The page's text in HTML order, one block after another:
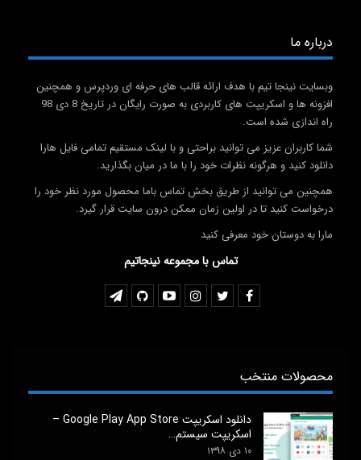
درباره ما
وبسایت نینجا تیم با هدف ارائه قالب های حرفه ای وردپرس و همچنین
افزونه ها و اسکریپت های کاربردی به صورت رایگان در تاریخ 8 دی 98
راه اندازی شده است.
شما کاربران عزیز می توانید براحتی و با لینک مستقیم تمامی فایل هارا
دانلود کنید و هرگونه نظرات خود را با ما در میان بگذارید.
همچنین می توانید از طریق بخش تماس باما محصول مورد نظر خود را
درخواست کنید تا در اولین زمان ممکن درون سایت قرار گیرد.
مارا به دوستان خود معرفی کنید
تماس با مجموعه نینجاتیم
محصولات منتخب
دانلود اسکریپت Google Play App Store –
اسکریپت سیستم…
۱۰ دی ۱۳۹۸